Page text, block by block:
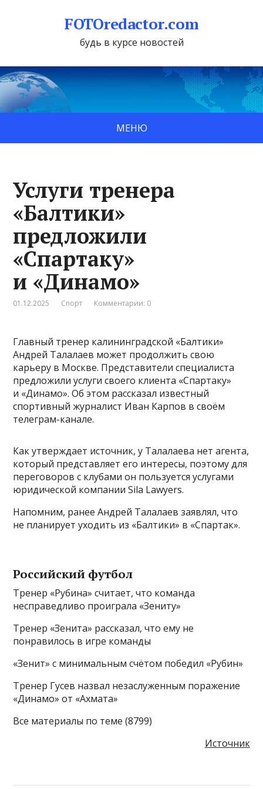
FOTOredactor.com
будь в курсе новостей
МЕНЮ
Услуги тренера
«Балтики»
предложили
«Спартаку»
и «Динамо»
01.12.2025 Спорт Комментарии: 0
Главный тренер калининградской «Балтики»
Андрей Талалаев может продолжить свою
карьеру в Москве. Представители специалиста
предложили услуги своего клиента «Спартаку»
и «Динамо». Об этом рассказал известный
спортивный журналист Иван Карпов в своём
телеграм-канале.
Как утверждает источник, у Талалаева нет агента,
который представляет его интересы, поэтому для
переговоров с клубами он пользуется услугами
юридической компании Sila Lawyers.
Напомним, ранее Андрей Талалаев заявлял, что
не планирует уходить из «Балтики» в «Спартак».
Российский футбол
Тренер «Рубина» считает, что команда
несправедливо проиграла «Зениту»
Тренер «Зенита» рассказал, что ему не
понравилось в игре команды
«Зенит» с минимальным счётом победил «Рубин»
Тренер Гусев назвал незаслуженным поражение
«Динамо» от «Ахмата»
Все материалы по теме (8799)
Источник